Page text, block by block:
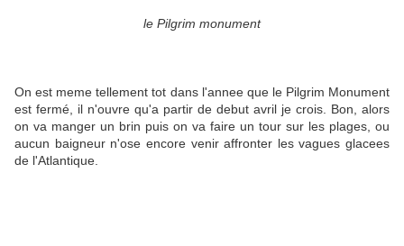
le Pilgrim monument
On est meme tellement tot dans l'annee que le Pilgrim Monument
est fermé, il n'ouvre qu'a partir de debut avril je crois. Bon, alors
on va manger un brin puis on va faire un tour sur les plages, ou
aucun baigneur n'ose encore venir affronter les vagues glacees
de l'Atlantique.